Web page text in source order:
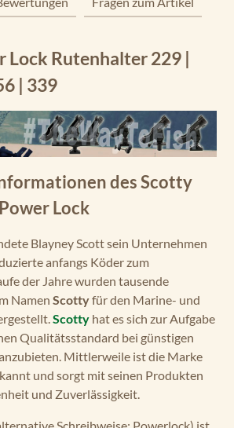
Lock Rutenhalter 229 |
| 339
des Scotty
Lock
Blayney Scott sein Unternehmen
anfangs Köder zum
der Jahre wurden tausende
Namen Scottyfür den Marine- und
Scotty hat es sich zur Aufgabe
Qualitätsstandard bei günstigen
Mittlerweile ist die Marke
und sorgt mit seinen Produkten
und Zuverlässigkeit.